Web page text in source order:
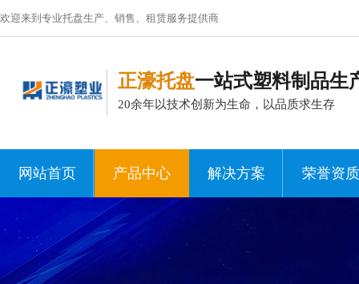
欢迎来到专业托盘生产、销售、租赁服务提供商
正濠托盘一站式塑料制品生
20余年以技术创新为生命，以品质求生存
网站首页 产品中心 解决方案 荣誉资质